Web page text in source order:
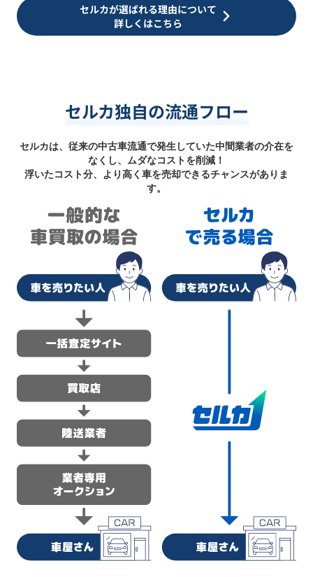
セルカが選ばれる理由について
詳しくはこちら
セルカ独自の流通フロー
セルカは、従来の中古車流通で発生していた中間業者の介在を
なくし、ムダなコストを削減！
浮いたコスト分、より高く車を売却できるチャンスがありま
す。